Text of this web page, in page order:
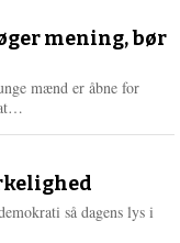
e mening, bør
mænd er åbne for
e
r
e
så dagens lys i